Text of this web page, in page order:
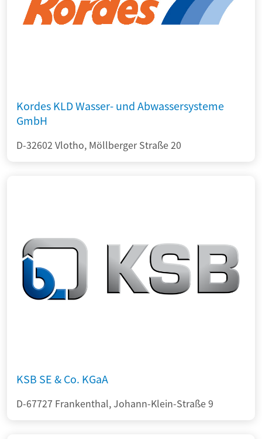
Kordes KLD Wasser- und Abwassersysteme
GmbH
D-32602 Vlotho, Möllberger Straße 20
KSB SE & Co. KGaA
D-67727 Frankenthal, Johann-Klein-Straße 9